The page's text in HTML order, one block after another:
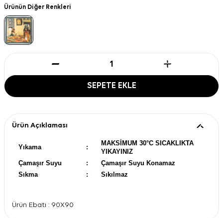
Ürünün Diğer Renkleri
SEPETE EKLE
Ürün Açıklaması
Yıkama :
MAKSİMUM 30°C SICAKLIKTA
YIKAYINIZ
Çamaşır Suyu
:
Çamaşır Suyu Konamaz
Sıkma
: Sıkılmaz
Ürün Ebatı : 90X90